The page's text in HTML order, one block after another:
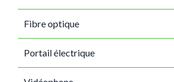
Fibre optique
Portail électrique